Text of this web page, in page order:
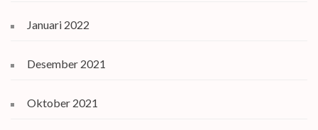
Januari 2022
Desember 2021
Oktober 2021